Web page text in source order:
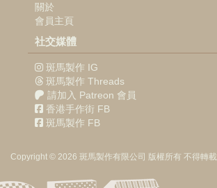
關於
會員主頁
社交媒體
斑馬製作 IG
斑馬製作 Threads
請加入 Patreon 會員
香港手作街 FB
斑馬製作 FB
Copyright © 2026 斑馬製作有限公司 版權所有 不得轉載